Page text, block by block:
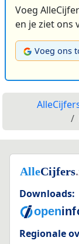
Voeg
en je ziet ons
Voeg ons
Downloads:
Regionale